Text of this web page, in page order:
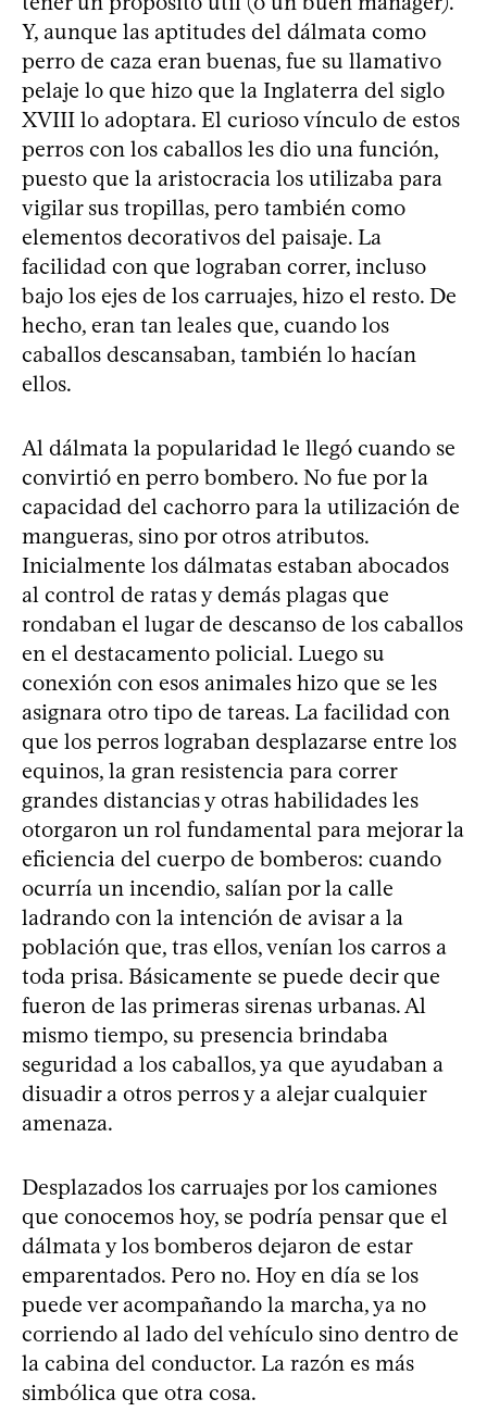
Y, aunque las aptitudes del dálmata como
perro de caza eran buenas, fue su llamativo
pelaje lo que hizo que la Inglaterra del siglo
XVIII lo adoptara. El curioso vínculo de estos
perros con los caballos les dio una función,
puesto que la aristocracia los utilizaba para
vigilar sus tropillas, pero también como
elementos decorativos del paisaje. La
facilidad con que lograban correr, incluso
bajo los ejes de los carruajes, hizo el resto. De
hecho, eran tan leales que, cuando los
caballos descansaban, también lo hacían
ellos.
Al dálmata la popularidad le llegó cuando se
convirtió en perro bombero. No fue por la
capacidad del cachorro para la utilización de
mangueras, sino por otros atributos.
Inicialmente los dálmatas estaban abocados
al control de ratas y demás plagas que
rondaban el lugar de descanso de los caballos
en el destacamento policial. Luego su
conexión con esos animales hizo que se les
asignara otro tipo de tareas. La facilidad con
que los perros lograban desplazarse entre los
equinos, la gran resistencia para correr
grandes distancias y otras habilidades les
otorgaron un rol fundamental para mejorar la
eficiencia del cuerpo de bomberos: cuando
ocurría un incendio, salían por la calle
ladrando con la intención de avisar a la
población que, tras ellos, venían los carros a
toda prisa. Básicamente se puede decir que
fueron de las primeras sirenas urbanas. Al
mismo tiempo, su presencia brindaba
seguridad a los caballos, ya que ayudaban a
disuadir a otros perros y a alejar cualquier
amenaza.
Desplazados los carruajes por los camiones
que conocemos hoy, se podría pensar que el
dálmata y los bomberos dejaron de estar
emparentados. Pero no. Hoy en día se los
puede ver acompañando la marcha, ya no
corriendo al lado del vehículo sino dentro de
la cabina del conductor. La razón es más
simbólica que otra cosa.